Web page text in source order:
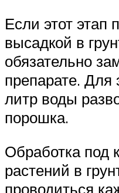
Если этот этап
высадкой в
обязательно
препарате. Для
литр воды
порошка.
Обработка под
растений в
проводиться